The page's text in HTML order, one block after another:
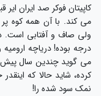
کند. با آن همه کوه پر
بوده! دریاچه ارومیه
گوید چندین سال پیش
شاید حالا که اینقدر
سود شده را!